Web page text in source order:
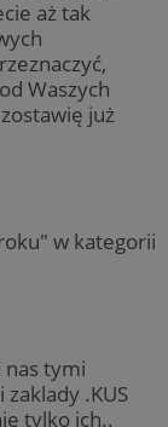
aż tak
Waszych
już
w kategorii
nas tymi
.KUS
tylko ich..